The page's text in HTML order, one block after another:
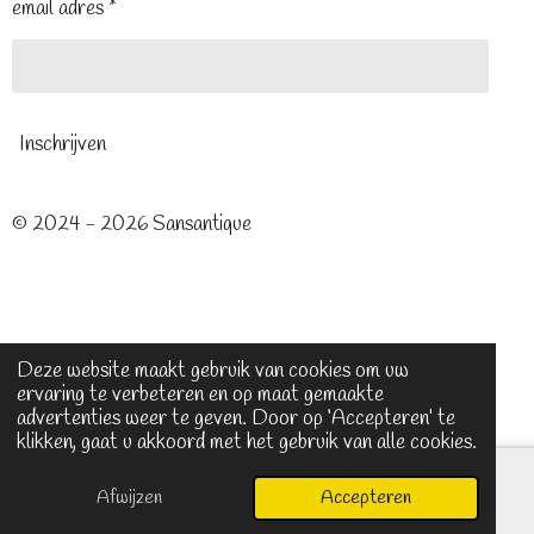
Deze website maakt gebruik van cookies om uw
ervaring te verbeteren en op maat gemaakte
advertenties weer te geven. Door op ‘Accepteren’ te
klikken, gaat u akkoord met het gebruik van alle cookies.
Afwijzen Accepteren
email adres *
Inschrijven
© 2024 - 2026 Sansantique